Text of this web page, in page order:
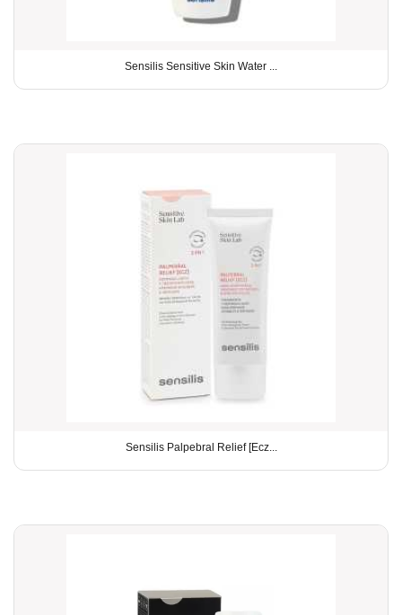
Sensilis Sensitive Skin Water ...
Sensilis Palpebral Relief [Ecz...